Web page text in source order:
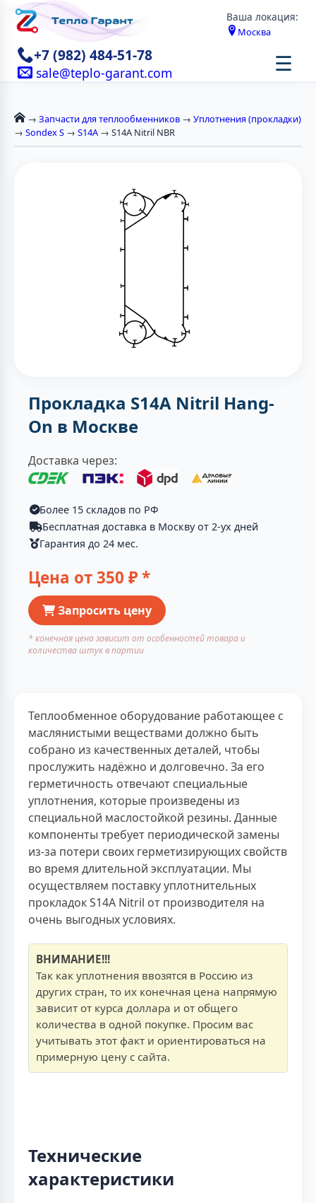
Ваша локация:
Москва
+7 (982) 484-51-78
sale@teplo-garant.com ☰
→ Запчасти для теплообменников → Уплотнения (прокладки)
→ Sondex S → S14A → S14A Nitril NBR
Прокладка S14A Nitril Hang-
On в Москве
Доставка через:
Более 15 складов по РФ
Бесплатная доставка в Москву от 2-ух дней
Гарантия до 24 мес.
Цена от350 ₽ *
Запросить цену
* конечная цена зависит от особенностей товара и
количества штук в партии
Теплообменное оборудование работающее с
маслянистыми веществами должно быть
собрано из качественных деталей, чтобы
прослужить надёжно и долговечно. За его
герметичность отвечают специальные
уплотнения, которые произведены из
специальной маслостойкой резины. Данные
компоненты требует периодической замены
из-за потери своих герметизирующих свойств
во время длительной эксплуатации. Мы
осуществляем поставку уплотнительных
прокладок S14A Nitril от производителя на
очень выгодных условиях.
ВНИМАНИЕ!!!
Так как уплотнения ввозятся в Россию из
других стран, то их конечная цена напрямую
зависит от курса доллара и от общего
количества в одной покупке. Просим вас
учитывать этот факт и ориентироваться на
примерную цену с сайта.
Технические
характеристики